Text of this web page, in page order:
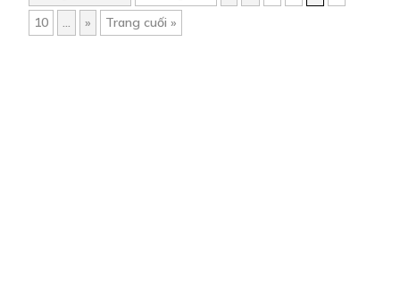
10
... » Trang cuối »